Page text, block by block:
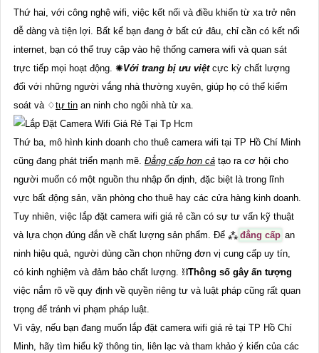
Thứ hai, với công nghệ wifi, việc kết nối và điều khiển từ xa trở nên
dễ dàng và tiện lợi. Bất kể bạn đang ở bất cứ đâu, chỉ cần có kết nối
internet, bạn có thể truy cập vào hệ thống camera wifi và quan sát
trực tiếp mọi hoạt động. ✺Với trang bị ưu việtcực kỳ chất lượng
đối với những người vắng nhà thường xuyên, giúp họ có thể kiểm
soát và ♢tự tin an ninh cho ngôi nhà từ xa.
Thứ ba, mô hình kinh doanh cho thuê camera wifi tại TP Hồ Chí Minh
cũng đang phát triển mạnh mẽ. Đẳng cấp hơn cả tạo ra cơ hội cho
người muốn có một nguồn thu nhập ổn định, đặc biệt là trong lĩnh
vực bất động sản, văn phòng cho thuê hay các cửa hàng kinh doanh.
Tuy nhiên, việc lắp đặt camera wifi giá rẻ cần có sự tư vấn kỹ thuật
và lựa chọn đúng đắn về chất lượng sản phẩm. Để ⁂đẳng cấp an
ninh hiệu quả, người dùng cần chọn những đơn vị cung cấp uy tín,
có kinh nghiệm và đảm bảo chất lượng. ⛓Thông số gây ấn tượng
việc nắm rõ về quy định về quyền riêng tư và luật pháp cũng rất quan
trọng để tránh vi phạm pháp luật.
Vì vậy, nếu bạn đang muốn lắp đặt camera wifi giá rẻ tại TP Hồ Chí
Minh, hãy tìm hiểu kỹ thông tin, liên lạc và tham khảo ý kiến của các